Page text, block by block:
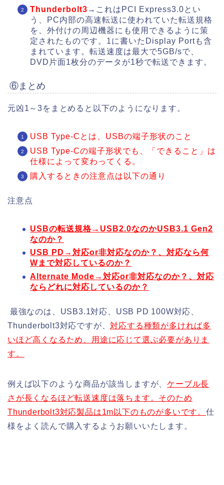
Thunderbolt3 →これはPCI Express3.0とい
う、PC内部の高速転送に使われていた転送規格
を、外付けの周辺機器にも使用できるように策
定されたものです。1に書いたDisplay Portも含
まれています。転送速度は最大で5GB/sで、
DVD片面1枚分のデータが1秒で転送できます。
⑥まとめ
元凶1～3をまとめると以下のようになります。
USB Type-Cとは、USBの端子形状のこと
USB Type-Cの端子形状でも、「できること」は
仕様によって変わってくる。
購入するときの注意点は以下の通り
注意点
USBの転送規格→USB2.0なのかUSB3.1 Gen2
なのか？
USB PD→対応or非対応なのか？、対応なら何
Wまで対応しているのか？
Alternate Mode→対応or非対応なのか？、対応
ならどれに対応しているのか？
最強なのは、USB3.1対応、USB PD 100W対応、
Thunderbolt3対応ですが、対応する種類が多ければ多
いほど高くなるため、用途に応じて選ぶ必要がありま
す。
例えば以下のような商品が該当しますが、ケーブル長
さが長くなるほど転送速度は落ちます。そのため
Thunderbolt3対応製品は1m以下のものが多いです。 仕
様をよく読んで購入するようお願いいたします。